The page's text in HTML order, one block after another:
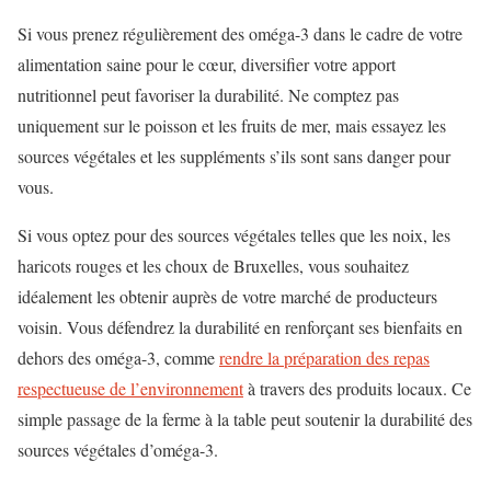
Si vous prenez régulièrement des oméga-3 dans le cadre de votre
alimentation saine pour le cœur, diversifier votre apport
nutritionnel peut favoriser la durabilité. Ne comptez pas
uniquement sur le poisson et les fruits de mer, mais essayez les
sources végétales et les suppléments s’ils sont sans danger pour
vous.
Si vous optez pour des sources végétales telles que les noix, les
haricots rouges et les choux de Bruxelles, vous souhaitez
idéalement les obtenir auprès de votre marché de producteurs
voisin. Vous défendrez la durabilité en renforçant ses bienfaits en
dehors des oméga-3, commerendre la préparation des repas
respectueuse de l’environnementà travers des produits locaux. Ce
simple passage de la ferme à la table peut soutenir la durabilité des
sources végétales d’oméga-3.